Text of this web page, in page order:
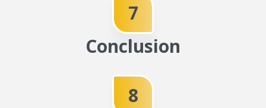
7
Conclusion
8